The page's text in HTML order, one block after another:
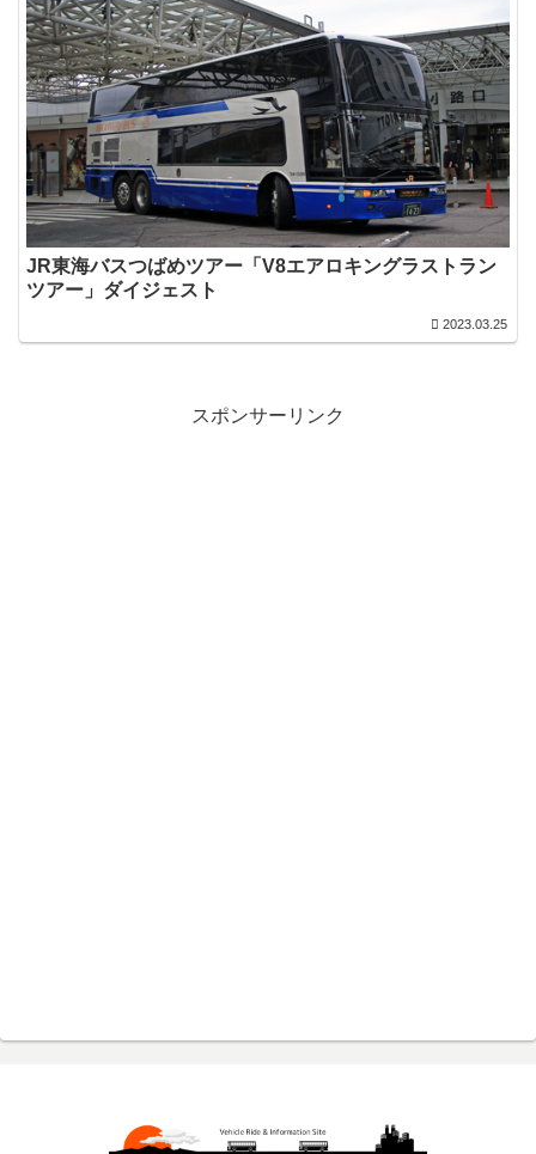
JR東海バスつばめツアー「V8エアロキングラストラン
ツアー」ダイジェスト
2023.03.25
スポンサーリンク